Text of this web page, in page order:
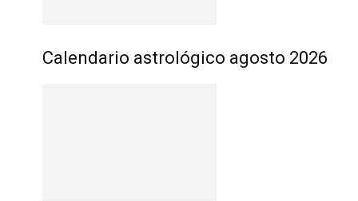
Calendario astrológico agosto 2026